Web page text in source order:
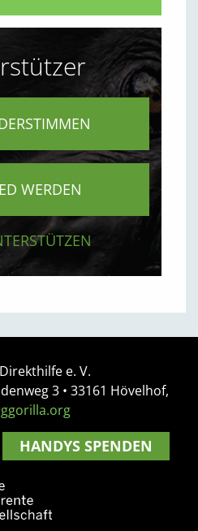
WERDEN
e. V.
3 • 33161 Hövelhof,
HANDYS SPENDEN